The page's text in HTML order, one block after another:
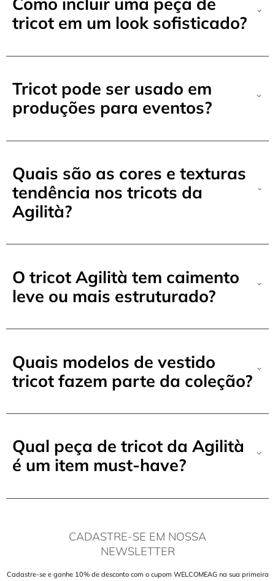
tricot em um look sofisticado?
Tricot pode ser usado em
produções para eventos?
Quais são as cores e texturas
tendência nos tricots da
Agilità?
O tricot Agilità tem caimento
leve ou mais estruturado?
Quais modelos de vestido
tricot fazem parte da coleção?
Qual peça de tricot da Agilità
é um item must-have?
CADASTRE-SE EM NOSSA
NEWSLETTER
Cadastre-se e ganhe 10% de desconto com o cupom WELCOMEAG na sua primeira